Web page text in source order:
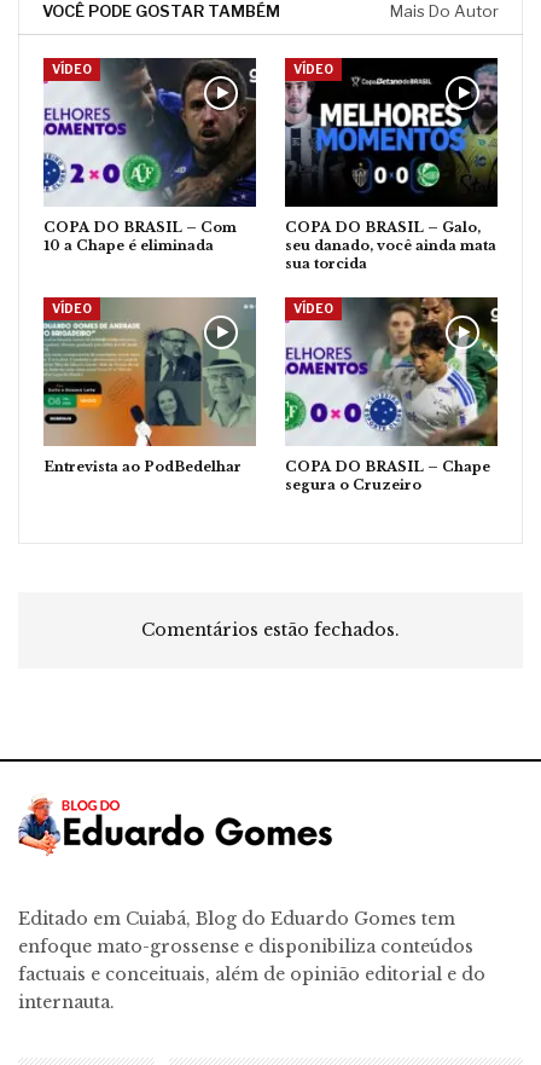
VOCÊ PODE GOSTAR TAMBÉM Mais Do Autor
VÍDEO
COPA DO BRASIL – Com
10 a Chape é eliminada
VÍDEO
COPA DO BRASIL – Galo,
seu danado, você ainda mata
sua torcida
VÍDEO
Entrevista ao PodBedelhar
VÍDEO
COPA DO BRASIL – Chape
segura o Cruzeiro
Comentários estão fechados.
Editado em Cuiabá, Blog do Eduardo Gomes tem
enfoque mato-grossense e disponibiliza conteúdos
factuais e conceituais, além de opinião editorial e do
internauta.